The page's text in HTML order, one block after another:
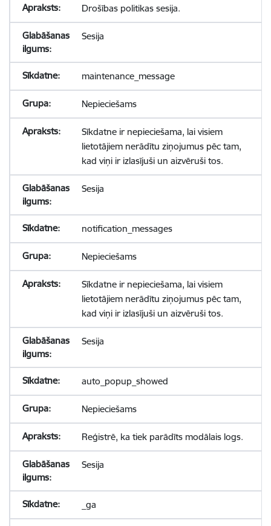
Drošības politikas sesija.
Sesija
maintenance_message
Nepieciešams
Sīkdatne ir nepieciešama, lai visiem
lietotājiem nerādītu ziņojumus pēc tam,
kad viņi ir izlasījuši un aizvēruši tos.
Sesija
notification_messages
Nepieciešams
Sīkdatne ir nepieciešama, lai visiem
lietotājiem nerādītu ziņojumus pēc tam,
kad viņi ir izlasījuši un aizvēruši tos.
Sesija
auto_popup_showed
Nepieciešams
Reģistrē, ka tiek parādīts modālais logs.
Sesija
_ga